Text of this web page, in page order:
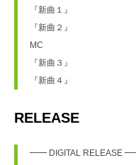
『新曲１』
『新曲２』
MC
『新曲３』
『新曲４』
RELEASE
━━ DIGITAL RELEASE